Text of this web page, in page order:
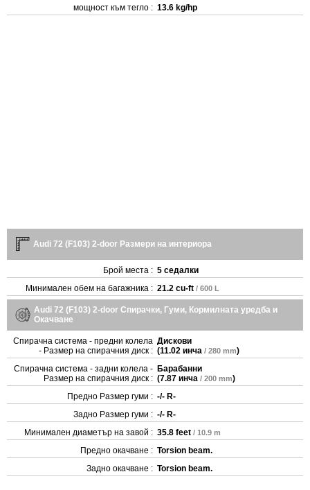
мощност към тегло : 13.6 kg/hp
Audi 72 (F103) 2-door Размери на интериора
Брой места : 5 седалки
Минимален обем на багажника : 21.2 cu-ft / 600 L
Audi 72 (F103) 2-door Спирачки, Гуми, Кормилната уредба и
Окачване
Спирачна система - предни колела
- Размер на спирачния диск :
Дискови
(11.02 инча / 280 mm)
Спирачна система - задни колела -
Размер на спирачния диск :
Барабанни
(7.87 инча / 200 mm)
Предно Размер гуми : -/- R-
Задно Размер гуми : -/- R-
Минимален диаметър на завой : 35.8 feet / 10.9 m
Предно окачване : Torsion beam.
Задно окачване : Torsion beam.